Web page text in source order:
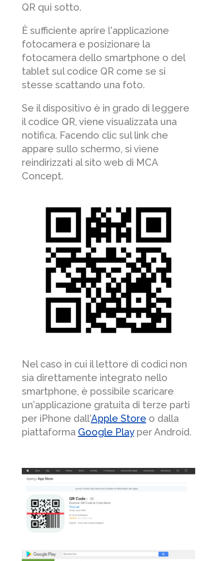
QR qui sotto.
È sufficiente aprire l'applicazione
fotocamera e posizionare la
fotocamera dello smartphone o del
tablet sul codice QR come se si
stesse scattando una foto.
Se il dispositivo è in grado di leggere
il codice QR, viene visualizzata una
notifica. Facendo clic sul link che
appare sullo schermo, si viene
reindirizzati al sito web di MCA
Concept.
Nel caso in cui il lettore di codici non
sia direttamente integrato nello
smartphone, è possibile scaricare
un'applicazione gratuita di terze parti
per iPhone dall'Apple Store o dalla
piattaforma Google Playper Android.